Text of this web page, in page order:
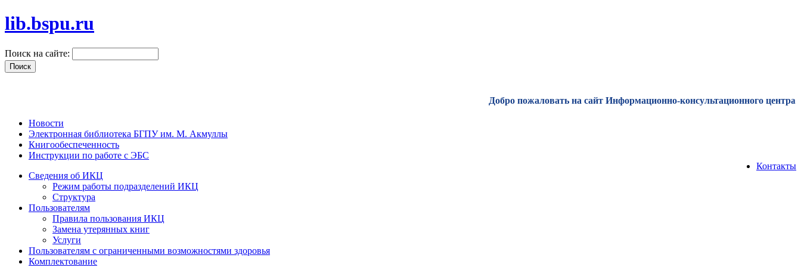
lib.bspu.ru
Поиск на сайте:
Добро пожаловать на сайт Информационно-консультационного центра
Новости
Электронная библиотека БГПУ им. М. Акмуллы
Книгообеспеченность
Инструкции по работе с ЭБС
Контакты
Сведения об ИКЦ
Режим работы подразделений ИКЦ
Структура
Пользователям
Правила пользования ИКЦ
Замена утерянных книг
Услуги
Пользователям с ограниченными возможностями здоровья
Комплектование